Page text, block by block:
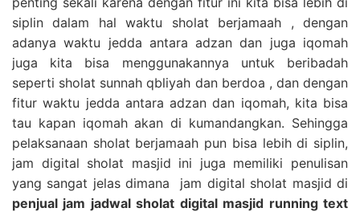
siplin dalam hal waktu sholat berjamaah , dengan
adanya waktu jedda antara adzan dan juga iqomah
juga kita bisa menggunakannya untuk beribadah
seperti sholat sunnah qbliyah dan berdoa , dan dengan
fitur waktu jedda antara adzan dan iqomah, kita bisa
tau kapan iqomah akan di kumandangkan. Sehingga
pelaksanaan sholat berjamaah pun bisa lebih di siplin,
jam digital sholat masjid ini juga memiliki penulisan
yang sangat jelas dimana jam digital sholat masjid di
penjual jam jadwal sholat digital masjid running text